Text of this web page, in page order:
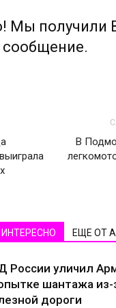
Мы получили
сообщение.
В
ЕЩЕ ОТ
России уличил
шантажа из-
дороги